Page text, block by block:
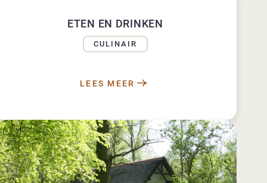
ETEN EN DRINKEN
CULINAIR
LEES MEER